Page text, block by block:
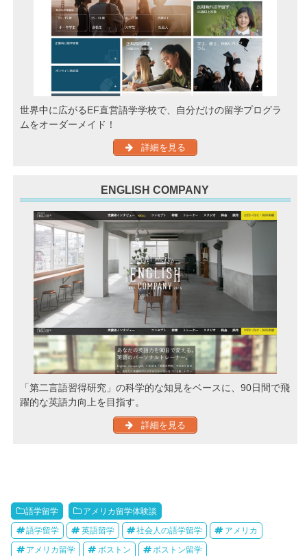
世界中に広がるEF直営語学学校で、自分だけの留学プログラ
ムをオーダーメイド！
詳細を見る
ENGLISH COMPANY
「第二言語習得研究」の科学的な知見をベースに、90日間で飛
躍的な英語力向上を目指す。
詳細を見る
語学留学 アメリカ留学体験談
語学留学 英語留学 社会人の語学留学 アメリカ
アメリカ留学 ボストン ボストン留学